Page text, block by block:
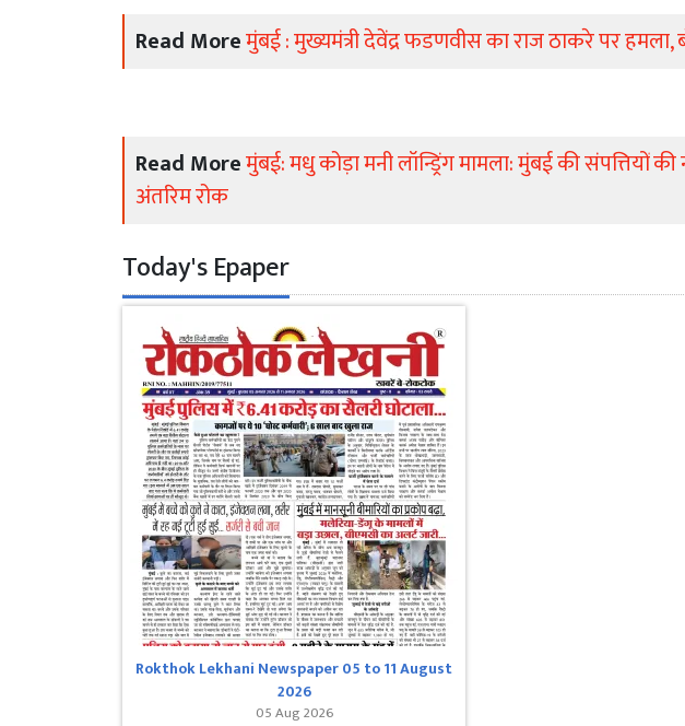
Read Moreमुंबई : मुख्यमंत्री देवेंद्र फडणवीस का राज ठाकरे पर हमला,
Read Moreमुंबई: मधु कोड़ा मनी लॉन्ड्रिंग मामला: मुंबई की संपत्तियों
अंतरिम रोक
Today's Epaper
Rokthok Lekhani Newspaper 05 to 11 August
2026
05 Aug 2026